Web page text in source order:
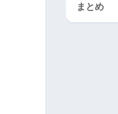
まとめ